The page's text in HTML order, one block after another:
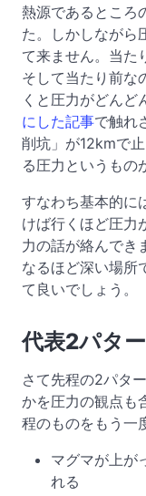
熱源であるところ
た。しかしながら
て来ません。当た
そして当たり前な
くと圧力がどんど
にした記事で触れ
削坑」が12kmで
る圧力というもの
すなわち基本的に
けば行くほど圧力
力の話が絡んでき
なるほど深い場所
て良いでしょう。
代表2パタ
さて先程の2パタ
かを圧力の観点も
程のものをもう一
マグマが上が
れる